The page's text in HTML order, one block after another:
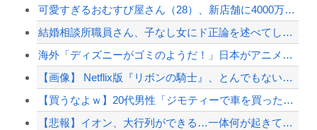
可愛すぎるおむすび屋さん（28）、新店舗に4000万円クラファンした成功した結果...
結婚相談所職員さん、子なし女にド正論を述べてしまう…
海外「ディズニーがゴミのようだ！」日本がアニメ化した米人気SF作品に絶賛の声が殺...
【画像】 Netflix版『リボンの騎士』、とんでもない事になるｗｗｗｗｗ
【買うなよｗ】20代男性「ジモティーで車を買ったらリース車だった」53歳無職が逮...
【悲報】イオン、大行列ができる…一体何が起きてるんだ？ｗｗｗｗ